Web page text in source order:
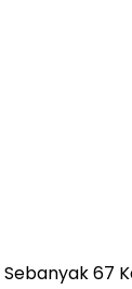
Sebanyak 67